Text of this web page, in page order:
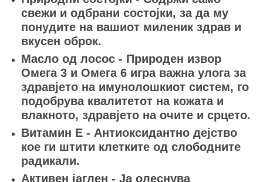
свежи и одбрани состојки, за да му
понудите на вашиот миленик здрав и
вкусен оброк.
Масло од лосос - Природен извор
Омега 3 и Омега 6 игра важна улога за
здравјето на имунолошкиот систем, го
подобрува квалитетот на кожата и
влакното, здравјето на очите и срцето.
Витамин Е - Антиоксидантно дејство
кое ги штити клетките од слободните
радикали.
Активен јаглен - Ја олеснува